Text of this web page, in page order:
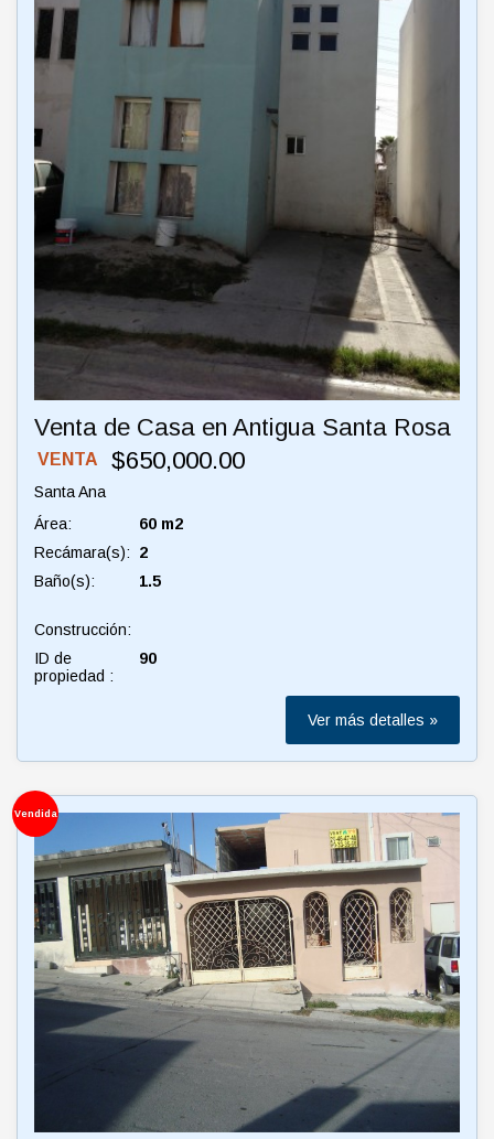
Venta de Casa en Antigua Santa Rosa
VENTA $650,000.00
Santa Ana
Área:
60 m2
Recámara(s):
2
Baño(s):
1.5
Construcción:
ID de
propiedad :
90
Ver más detalles »
Vendida